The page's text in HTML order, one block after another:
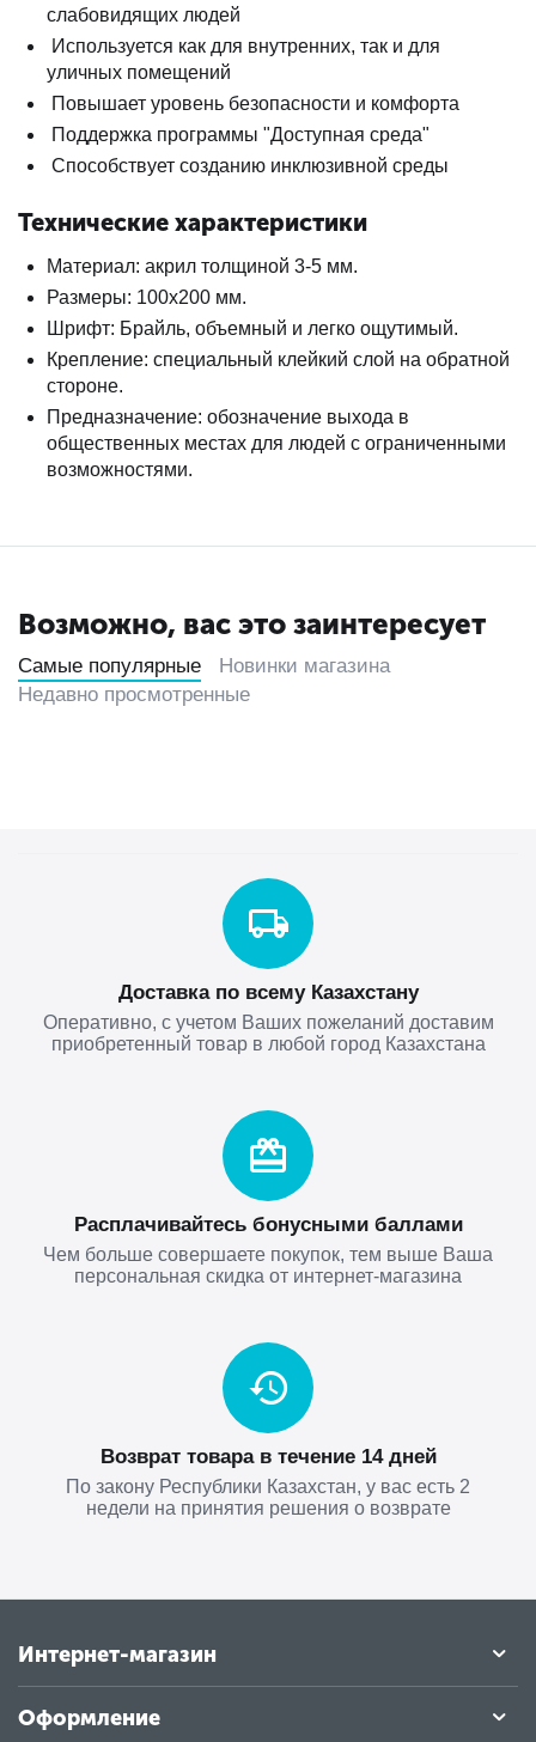
слабовидящих людей
Используется как для внутренних, так и для
уличных помещений
Повышает уровень безопасности и комфорта
Поддержка программы "Доступная среда"
Способствует созданию инклюзивной среды
Технические характеристики
Материал: акрил толщиной 3-5 мм.
Размеры: 100х200 мм.
Шрифт: Брайль, объемный и легко ощутимый.
Крепление: специальный клейкий слой на обратной
стороне.
Предназначение: обозначение выхода в
общественных местах для людей с ограниченными
возможностями.
Возможно, вас это заинтересует
Самые популярные
Новинки магазина
Недавно просмотренные
Доставка по всему Казахстану
Оперативно, с учетом Ваших пожеланий доставим
приобретенный товар в любой город Казахстана
Расплачивайтесь бонусными баллами
Чем больше совершаете покупок, тем выше Ваша
персональная скидка от интернет-магазина
Возврат товара в течение 14 дней
По закону Республики Казахстан, у вас есть 2
недели на принятия решения о возврате
Интернет-магазин
Оформление